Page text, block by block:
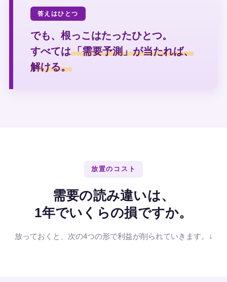
答えはひとつ
でも、根っこはたったひとつ。
すべては「需要予測」が当たれば、
解ける。
放置のコスト
需要の読み違いは、
1年でいくらの損ですか。
放っておくと、次の4つの形で利益が削られていきます。↓